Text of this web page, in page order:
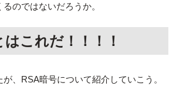
のではないだろうか。
これだ！！！！
、RSA暗号について紹介していこう。